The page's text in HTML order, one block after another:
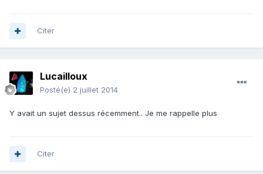
Citer
Lucailloux
Posté(e) 2 juillet 2014
Y avait un sujet dessus récemment.. Je me rappelle plus
Citer